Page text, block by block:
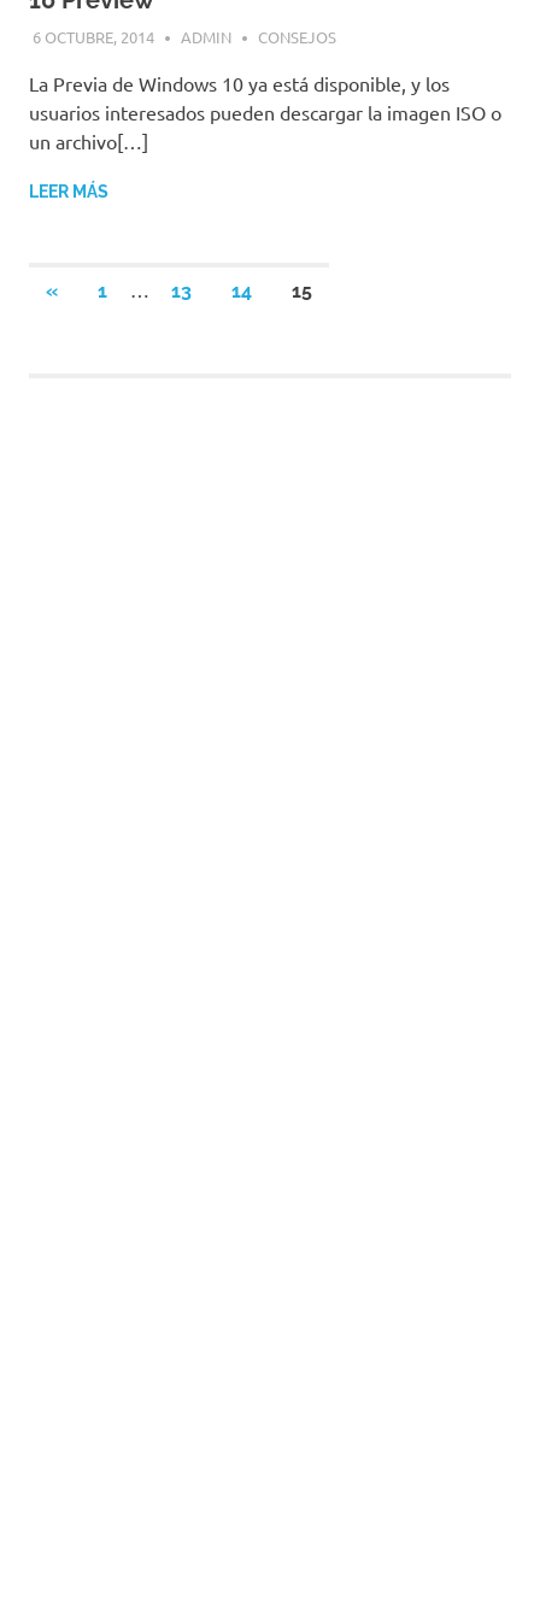
6 OCTUBRE, 2014 ADMIN CONSEJOS
La Previa de Windows 10 ya está disponible, y los
usuarios interesados pueden descargar la imagen ISO o
un archivo[…]
LEER MÁS
Paginación
«ENTRADAS
1 … 13 14 15